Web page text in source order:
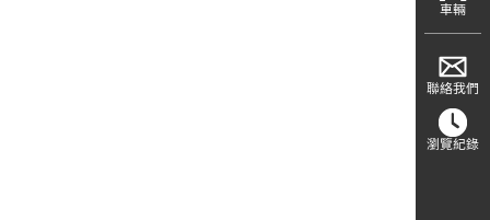
車輛
聯絡我們
瀏覽紀錄